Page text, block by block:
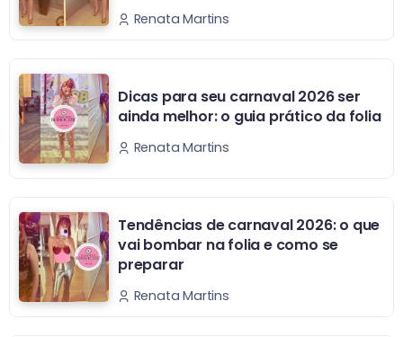
Renata Martins
Dicas para seu carnaval 2026 ser
ainda melhor: o guia prático da folia
Renata Martins
Tendências de carnaval 2026: o que
vai bombar na folia e como se
preparar
Renata Martins